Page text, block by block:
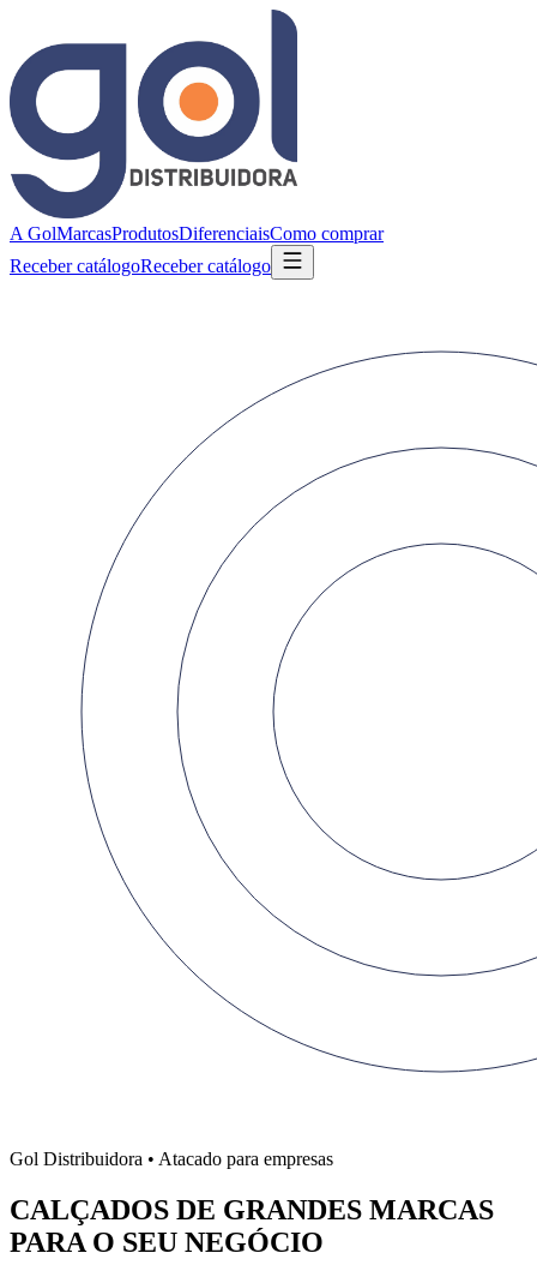
A GolMarcasProdutosDiferenciaisComo comprar
Receber catálogoReceber catálogo
Gol Distribuidora • Atacado para empresas
CALÇADOS DE GRANDES MARCAS
PARA O SEU NEGÓCIO